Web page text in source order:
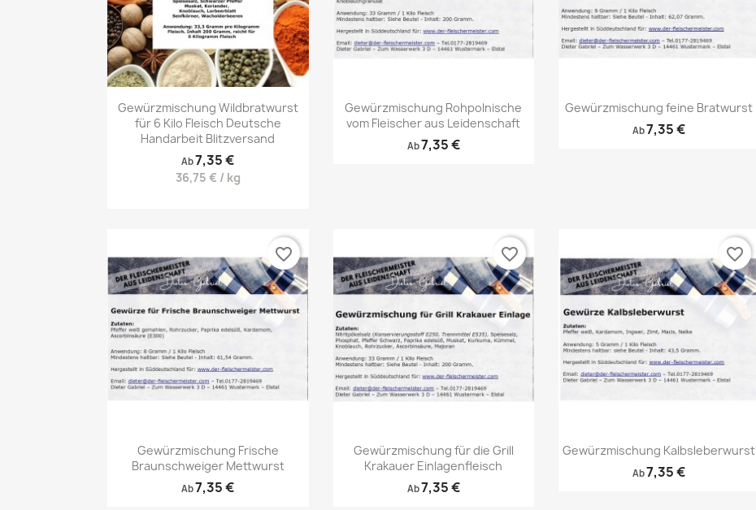
Vorschau
Gewürzmischung Wildbratwurst
für 6 Kilo Fleisch Deutsche
Handarbeit Blitzversand
Ab7,35 €
36,75 € / kg
Vorschau
Gewürzmischung Rohpolnische
vom Fleischer aus Leidenschaft
Ab7,35 €
Vorschau
Gewürzmischung feine Bratwurst
Ab7,35 €
Vorschau
Gewürzmischung Frische
Braunschweiger Mettwurst
Ab7,35 €
favorite_border
Vorschau
Gewürzmischung für die Grill
Krakauer Einlagenfleisch
Ab7,35 €
favorite_border
Vorschau
Gewürzmischung Kalbsleberwurst
Ab7,35 €
favorite_border